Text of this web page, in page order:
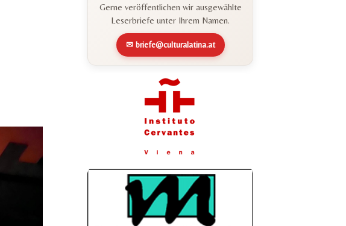
Gerne veröffentlichen wir ausgewählte
Leserbriefe unter Ihrem Namen.
✉ briefe@culturalatina.at